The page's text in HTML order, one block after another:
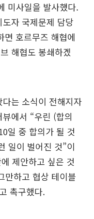
미사일을 발사했다.
자 국제문제 담당
면 호르무즈 해협에
해협도 봉쇄하겠
는 소식이 전해지자
에서 “우린 (합의
일 중 합의가 될 것
일이 벌어진 것”이
제안하고 싶은 것
만하고 협상 테이블
촉구했다.